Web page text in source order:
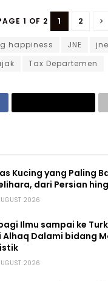
1 OF 2 1 2
happiness JNE
Tax Departemen
Kucing yang Paling
dari Persian
2026
Ilmu sampai ke
Alhaq Dalami bidang
2026